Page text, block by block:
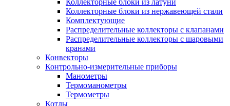
Коллекторные блоки из латуни
Коллекторные блоки из нержавеющей стали
Комплектующие
Распределительные коллекторы с клапанами
Распределительные коллекторы с шаровыми
кранами
Конвекторы
Контрольно-измерительные приборы
Манометры
Термоманометры
Термометры
Котлы